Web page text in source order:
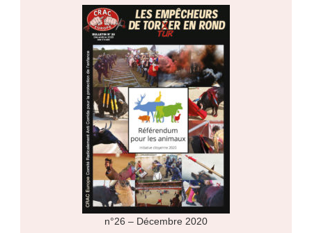
n°26 – Décembre 2020